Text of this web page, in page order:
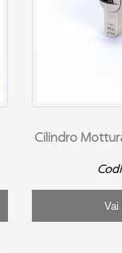
Cilindro
Vai